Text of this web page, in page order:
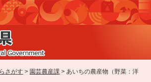
さがす > 園芸農産課 > あいちの農産物（野菜：洋